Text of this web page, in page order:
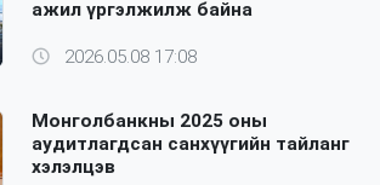
ажил үргэлжилж байна
2026.05.08 17:08
Монголбанкны 2025 оны
аудитлагдсан санхүүгийн тайланг
хэлэлцэв